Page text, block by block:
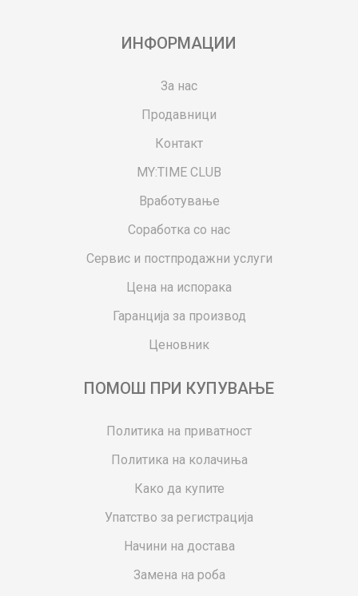
ИНФОРМАЦИИ
За нас
Продавници
Контакт
MY:TIME CLUB
Вработување
Соработка со нас
Сервис и постпродажни услуги
Цена на испорака
Гаранција за производ
Ценовник
ПОМОШ ПРИ КУПУВАЊЕ
Политика на приватност
Политика на колачиња
Како да купите
Упатство за регистрација
Начини на достава
Замена на роба